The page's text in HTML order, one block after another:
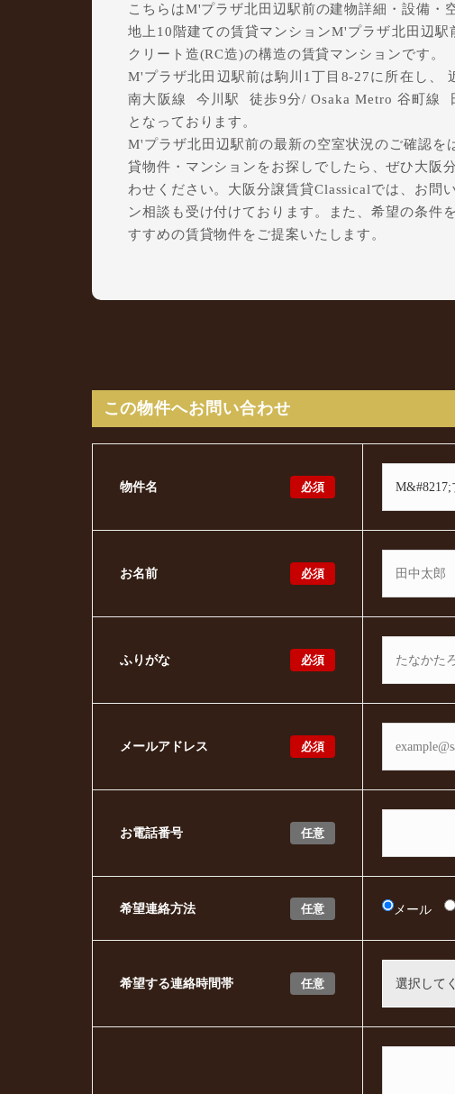
こちらはM'プラザ北田辺駅前の建物詳細・設備・
地上10階建ての賃貸マンションM'プラザ北田辺
クリート造(RC造)の構造の賃貸マンションです。
M'プラザ北田辺駅前は駒川1丁目8-27に所在し
南大阪線 今川駅 徒歩9分/ Osaka Metro 谷町線
となっております。
M'プラザ北田辺駅前の最新の空室状況のご確認を
貸物件・マンションをお探しでしたら、ぜひ大阪
わせください。大阪分譲賃貸Classicalでは、お問
ン相談も受け付けております。また、希望の条件
すすめの賃貸物件をご提案いたします。
この物件へお問い合わせ
必須
物件名
必須
お名前
必須
ふりがな
必須
メールアドレス
任意
お電話番号
任意
希望連絡方法 メール
任意
希望する連絡時間帯